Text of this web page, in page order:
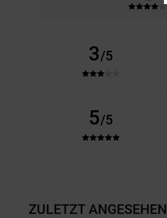
3/5
5/5
ZULETZT